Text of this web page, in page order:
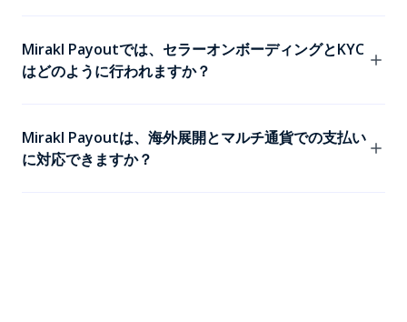
理型のエスクロー口座を使用し、セラーへの分配前のサ
ードパーティの資金を安全に保管します。これにより、
Mirakl Payoutでは、セラーオンボーディングとKYC
はどのように行われますか？
開始できるため、KYCプロセスを迅速かつスムーズに進
められます。セラーは事前に情報が入力されたフォーム
Mirakl Payoutは、海外展開とマルチ通貨での支払い
に対応できますか？